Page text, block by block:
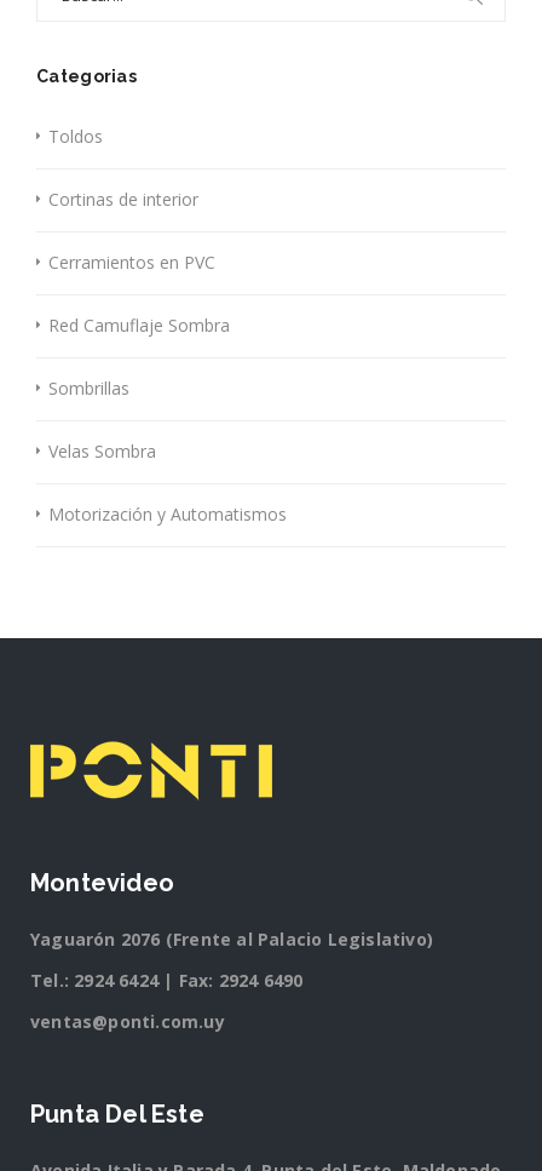
Categorias
Toldos
Cortinas de interior
Cerramientos en PVC
Red Camuflaje Sombra
Sombrillas
Velas Sombra
Motorización y Automatismos
Montevideo
Yaguarón 2076 (Frente al Palacio Legislativo)
Tel.: 2924 6424| Fax: 2924 6490
ventas@ponti.com.uy
Punta Del Este